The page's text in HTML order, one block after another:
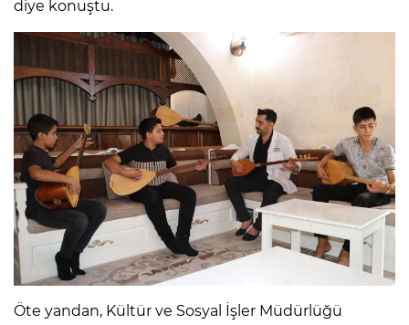
diye konuştu.
Öte yandan, Kültür ve Sosyal İşler Müdürlüğü